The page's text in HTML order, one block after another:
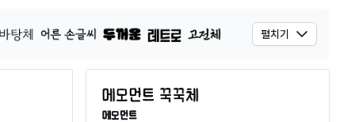
펼치기
메모먼트